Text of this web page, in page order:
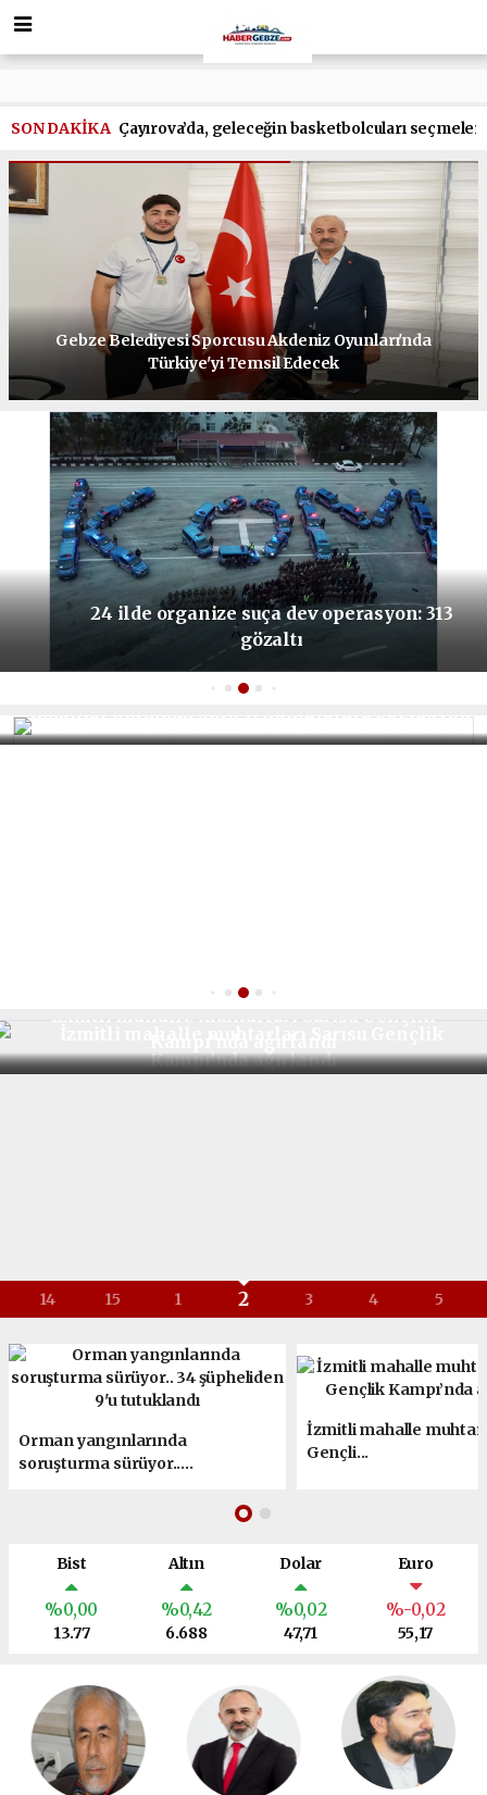
SON DAKİKA Çayırova’da, geleceğin basketbolcuları
Gebze Belediyesi Sporcusu Akdeniz Oyunları'nda
Türkiye'yi Temsil Edecek
24 ilde organize suça dev operasyon: 313
gözaltı
İnsanlar bıkmıştı! 0850’li numaralara operasyon
İzmitli mahalle muhtarları Sarısu Gençlik
14 15 1 2 3 4 5
Orman yangınlarında
soruşturma sürüyor.....
İzmitli mahalle
Gençli...
Bist
%0,00
13.77
Altın
%0,42
6.688
Dolar
%0,02
47,71
Euro
%-0,02
55,17